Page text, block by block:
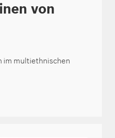
von
im multiethnischen